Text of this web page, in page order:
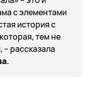
с элементами
история с
тем не
рассказала